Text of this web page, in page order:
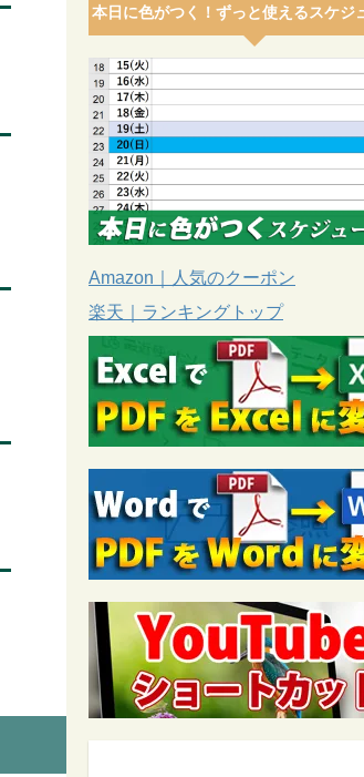
本日に色がつく！ずっと使えるスケジ
Amazon｜人気のクーポン
楽天｜ランキングトップ